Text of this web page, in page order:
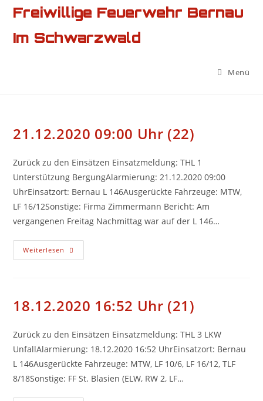
Zum
Inhalt
springen
Freiwillige Feuerwehr Bernau
Im Schwarzwald
Menü
21.12.2020 09:00 Uhr (22)
Zurück zu den Einsätzen Einsatzmeldung: THL 1
Unterstützung BergungAlarmierung: 21.12.2020 09:00
UhrEinsatzort: Bernau L 146Ausgerückte Fahrzeuge: MTW,
LF 16/12Sonstige: Firma Zimmermann Bericht: Am
vergangenen Freitag Nachmittag war auf der L 146…
Weiterlesen 21.12.2020
09:00
18.12.2020 16:52 Uhr (21)
Zurück zu den Einsätzen Einsatzmeldung: THL 3 LKW
UnfallAlarmierung: 18.12.2020 16:52 UhrEinsatzort: Bernau
L 146Ausgerückte Fahrzeuge: MTW, LF 10/6, LF 16/12, TLF
8/18Sonstige: FF St. Blasien (ELW, RW 2, LF…